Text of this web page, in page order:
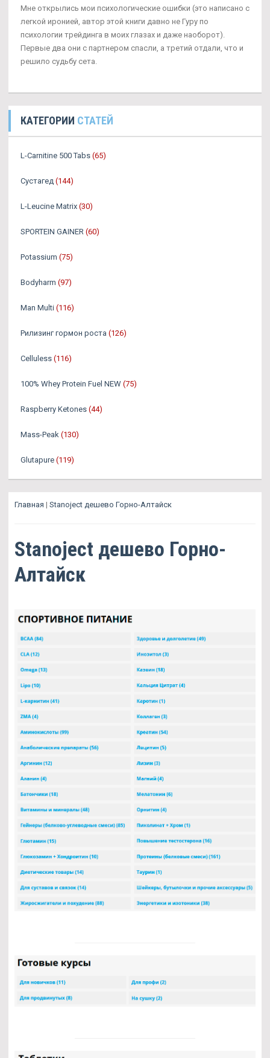
Мне открылись мои психологические ошибки (это написано с
легкой иронией, автор этой книги давно не Гуру по
психологии трейдинга в моих глазах и даже наоборот).
Первые два они с партнером спасли, а третий отдали, что и
решило судьбу сета.
КАТЕГОРИИ СТАТЕЙ
L-Carnitine 500 Tabs (65)
Сустагед (144)
L-Leucine Matrix (30)
SPORTEIN GAINER (60)
Potassium (75)
Bodyharm (97)
Man Multi (116)
Рилизинг гормон роста (126)
Celluless (116)
100% Whey Protein Fuel NEW (75)
Raspberry Ketones (44)
Mass-Peak (130)
Glutapure (119)
Главная | Stanoject дешево Горно-Алтайск
Stanoject дешево Горно-
Алтайск